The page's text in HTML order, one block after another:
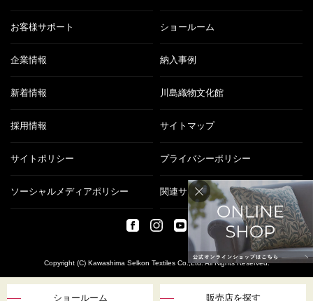
ショールーム 販売店を探す
お客様サポート ショールーム
企業情報 納入事例
新着情報 川島織物文化館
採用情報 サイトマップ
サイトポリシー プライバシーポリシー
ソーシャルメディアポリシー 関連サイト
Copyright (C) Kawashima Selkon Textiles Co.,Ltd. All Rights Reserved.